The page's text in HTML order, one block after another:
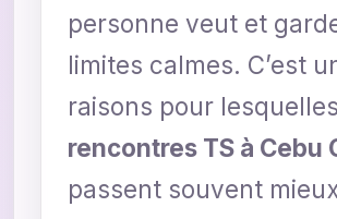
personne veut et
limites calmes. C’est
raisons pour
rencontres TS à Cebu
passent souvent